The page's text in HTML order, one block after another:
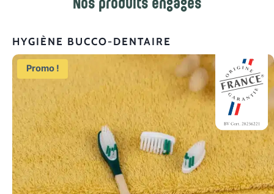
Nos produits engagés
HYGIÈNE BUCCO-DENTAIRE
Promo !